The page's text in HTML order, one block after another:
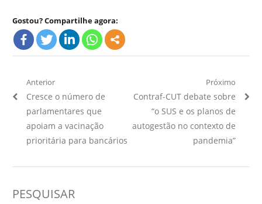
Gostou? Compartilhe agora:
Navegação
de
Post
Anterior
Artigo
Anterior:
Cresce o número de
parlamentares que
apoiam a vacinação
prioritária para bancários
Próximo
Próximo
Artigo:
Contraf-CUT debate sobre
“o SUS e os planos de
autogestão no contexto de
pandemia”
PESQUISAR